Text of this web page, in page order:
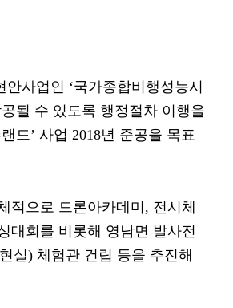
사업인 ‘국가종합비행성능시
될 수 있도록 행정절차 이행을
드’ 사업 2018년 준공을 목표
적으로 드론아카데미, 전시체
대회를 비롯해 영남면 발사전
실) 체험관 건립 등을 추진해